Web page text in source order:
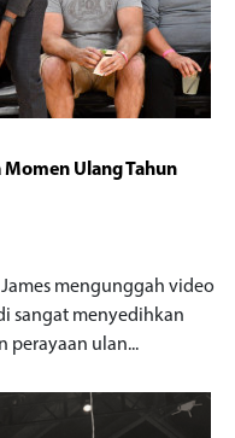
Momen Ulang Tahun
mengunggah video
sangat menyedihkan
perayaan ulan...